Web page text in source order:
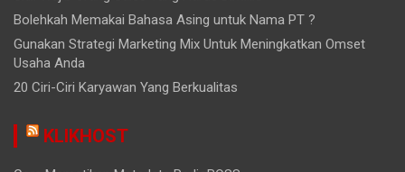
Bolehkah Memakai Bahasa Asing untuk Nama PT ?
Gunakan Strategi Marketing Mix Untuk Meningkatkan Omset
Usaha Anda
20 Ciri-Ciri Karyawan Yang Berkualitas
KLIKHOST